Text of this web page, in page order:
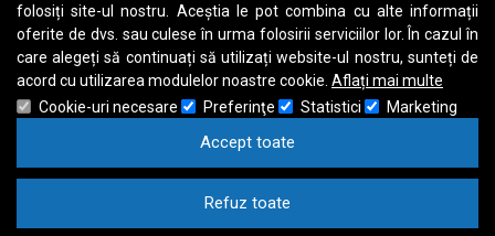
folosiți site-ul nostru. Aceștia le pot combina cu alte informații
oferite de dvs. sau culese în urma folosirii serviciilor lor. În cazul în
care alegeți să continuați să utilizați website-ul nostru, sunteți de
acord cu utilizarea modulelor noastre cookie. Aflați mai multe
Cookie-uri necesare
Preferinţe Statistici Marketing
Accept toate
Refuz toate
ABCDEFGHIJKLMNOPQRSTUV WXYZ